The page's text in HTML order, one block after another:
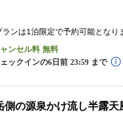
ンは1泊限定で予約可能となり
側の源泉かけ流し半露